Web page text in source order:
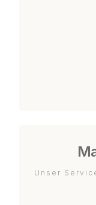
Unser